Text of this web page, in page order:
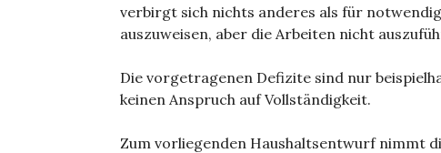
verbirgt sich nichts anderes als für
auszuweisen, aber die Arbeiten nicht
Die vorgetragenen Defizite sind nur
keinen Anspruch auf Vollständigkeit.
Zum vorliegenden Haushaltsentwurf nimmt